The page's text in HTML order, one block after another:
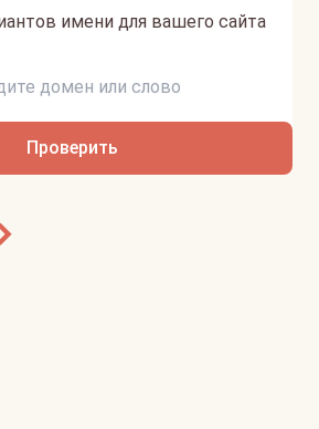
имени для вашего сайта
Проверить